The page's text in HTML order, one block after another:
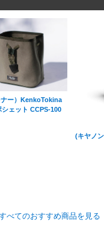
ー）KenkoTokina
ェット CCPS-100
(キヤノ
べてのおすすめ商品を見る